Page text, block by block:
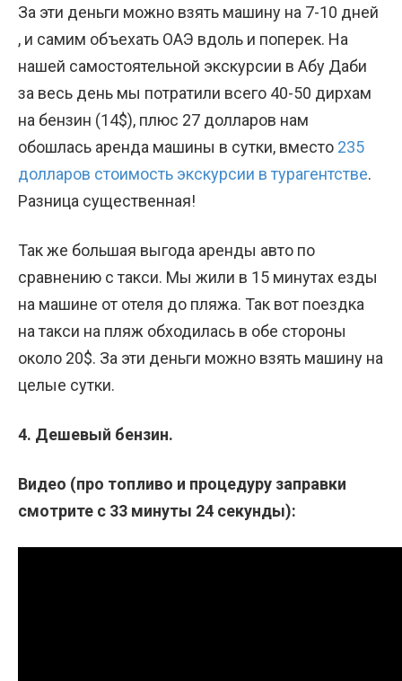
За эти деньги можно взять машину на 7-10 дней
, и самим объехать ОАЭ вдоль и поперек. На
нашей самостоятельной экскурсии в Абу Даби
за весь день мы потратили всего 40-50 дирхам
на бензин (14$), плюс 27 долларов нам
обошлась аренда машины в сутки, вместо 235
долларов стоимость экскурсии в турагентстве.
Разница существенная!
Так же большая выгода аренды авто по
сравнению с такси. Мы жили в 15 минутах езды
на машине от отеля до пляжа. Так вот поездка
на такси на пляж обходилась в обе стороны
около 20$. За эти деньги можно взять машину на
целые сутки.
4. Дешевый бензин.
Видео (про топливо и процедуру заправки
смотрите с 33 минуты 24 секунды):